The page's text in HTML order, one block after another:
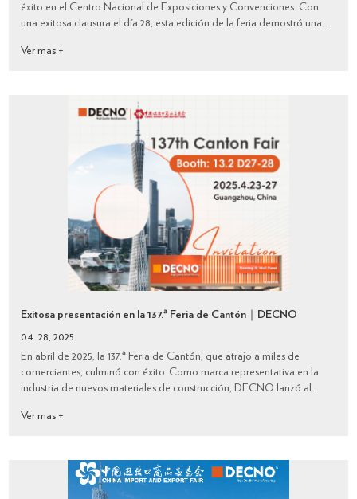
éxito en el Centro Nacional de Exposiciones y Convenciones. Con
una exitosa clausura el día 28, esta edición de la feria demostró una
su ampli...
Ver mas +
Exitosa presentación en la 137.ª Feria de Cantón｜DECNO
04. 28, 2025
En abril de 2025, la 137.ª Feria de Cantón, que atrajo a miles de
comerciantes, culminó con éxito. Como marca representativa en la
industria de nuevos materiales de construcción, DECNO lanzó al
impacto en el sector y obtenie...
Ver mas +